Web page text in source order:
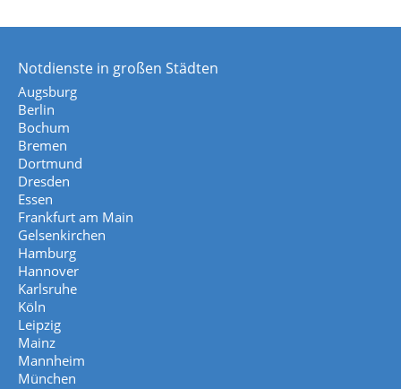
Notdienste in großen Städten
Augsburg
Berlin
Bochum
Bremen
Dortmund
Dresden
Essen
Frankfurt am Main
Gelsenkirchen
Hamburg
Hannover
Karlsruhe
Köln
Leipzig
Mainz
Mannheim
München